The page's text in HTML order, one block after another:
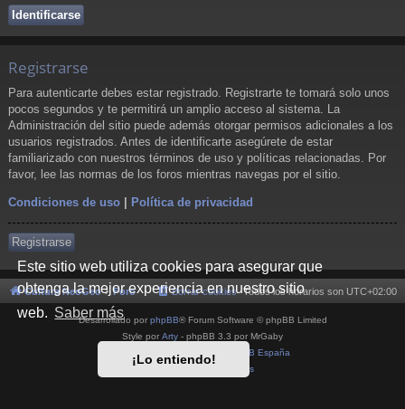
Este sitio web utiliza cookies para asegurar que
obtenga la mejor experiencia en nuestro sitio
web. Saber más
¡Lo entiendo!
Registrarse
Para autenticarte debes estar registrado. Registrarte te tomará solo unos
pocos segundos y te permitirá un amplio acceso al sistema. La
Administración del sitio puede además otorgar permisos adicionales a los
usuarios registrados. Antes de identificarte asegúrete de estar
familiarizado con nuestros términos de uso y políticas relacionadas. Por
favor, lee las normas de los foros mientras navegas por el sitio.
Condiciones de uso Política de privacidad
Registrarse
Cultura NeoGeo Foro Todos los horarios son UTC+02:00
Borrar cookies
Desarrollado por phpBB® Forum Software © phpBB Limited
Style por Arty - phpBB 3.3 por MrGaby
phpBB España
Condiciones